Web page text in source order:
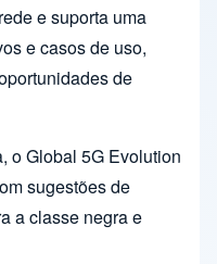
e suporta uma
e casos de uso,
de
o Global 5G Evolution
sugestões de
a classe negra e